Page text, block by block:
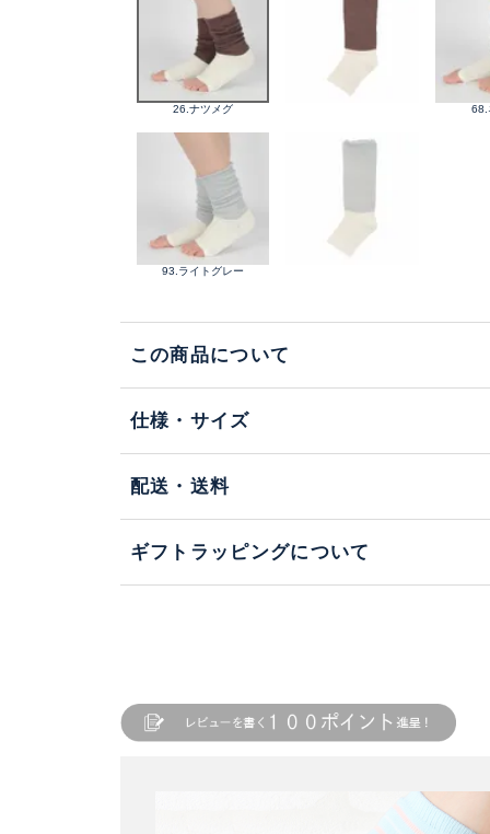
26.ナツメグ 68.
93.ライトグレー
この商品について
仕様・サイズ
配送・送料
ギフトラッピングについて